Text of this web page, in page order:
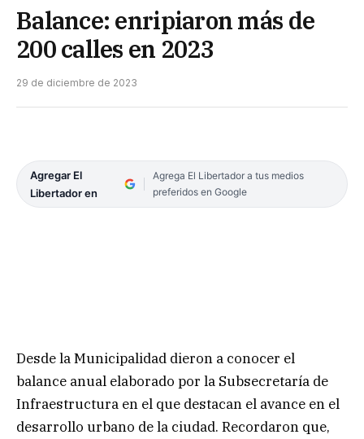
Balance: enripiaron más de
200 calles en 2023
29 de diciembre de 2023
Agregar El
Libertador en
Agrega El Libertador a tus medios
preferidos en Google
Desde la Municipalidad dieron a conocer el
balance anual elaborado por la Subsecretaría de
Infraestructura en el que destacan el avance en el
desarrollo urbano de la ciudad. Recordaron que,